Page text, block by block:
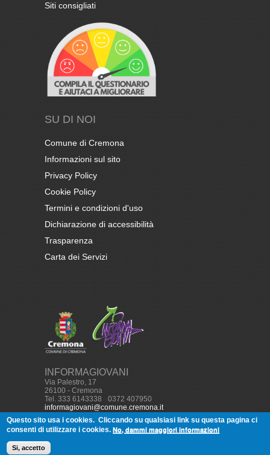
Siti consigliati
SU DI NOI
Comune di Cremona
Informazioni sul sito
Privacy Policy
Cookie Policy
Termini e condizioni d'uso
Dichiarazione di accessibilità
Trasparenza
Carta dei Servizi
INFORMAGIOVANI
Via Palestro, 17
26100 - Cremona
Tel. 333 6143338
0372 407950
informagiovani@comune.cremona.it
© Copyright, 2013
riservati. Realizzato con
Questo sito usa i cookies. Cliccando su qualsiasi link su questa pagina ci
consenti di utilizzare i cookies. No, dammi maggiori informazioni
Si, accetto